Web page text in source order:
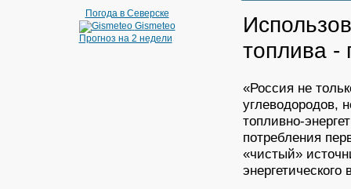
Погода в Северске
Gismeteo
Прогноз на 2 недели
топлива -
«Россия не
углеводородов,
топливно-
потребления
«чистый»
энергетического